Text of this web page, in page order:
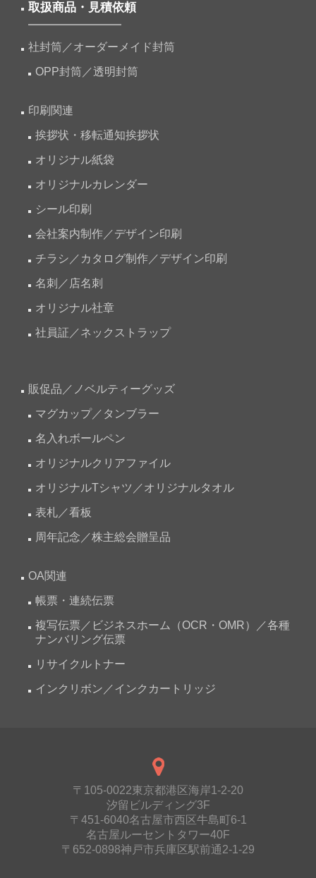
取扱商品・見積依頼
社封筒／オーダーメイド封筒
OPP封筒／透明封筒
印刷関連
挨拶状・移転通知挨拶状
オリジナル紙袋
オリジナルカレンダー
シール印刷
会社案内制作／デザイン印刷
チラシ／カタログ制作／デザイン印刷
名刺／店名刺
オリジナル社章
社員証／ネックストラップ
販促品／ノベルティーグッズ
マグカップ／タンブラー
名入れボールペン
オリジナルクリアファイル
オリジナルTシャツ／オリジナルタオル
表札／看板
周年記念／株主総会贈呈品
OA関連
帳票・連続伝票
複写伝票／ビジネスホーム（OCR・OMR）／各種
ナンバリング伝票
リサイクルトナー
インクリボン／インクカートリッジ
〒105-0022東京都港区海岸1-2-20
汐留ビルディング3F
〒451-6040名古屋市西区牛島町6-1
名古屋ルーセントタワー40F
〒652-0898神戸市兵庫区駅前通2-1-29